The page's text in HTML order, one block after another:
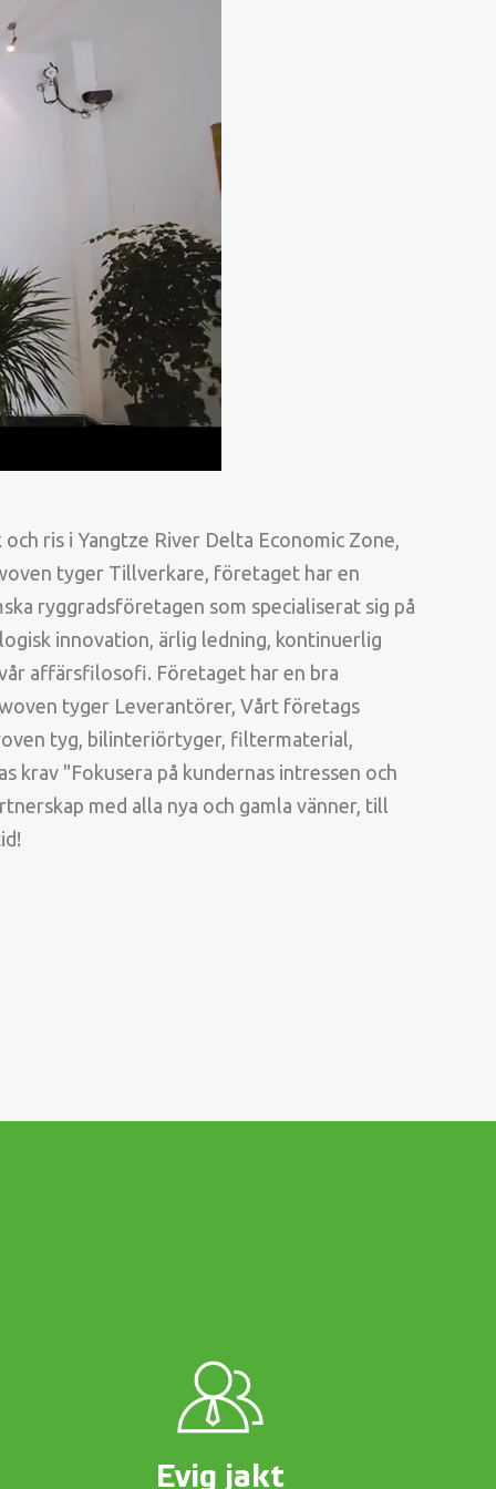
ris i Yangtze River Delta Economic Zone,
tyger Tillverkare, företaget har en
ryggradsföretagen som specialiserat sig på
innovation, ärlig ledning, kontinuerlig
affärsfilosofi. Företaget har en bra
tyger Leverantörer, Vårt företags
tyg, bilinteriörtyger, filtermaterial,
krav "Fokusera på kundernas intressen och
med alla nya och gamla vänner, till
Evig jakt